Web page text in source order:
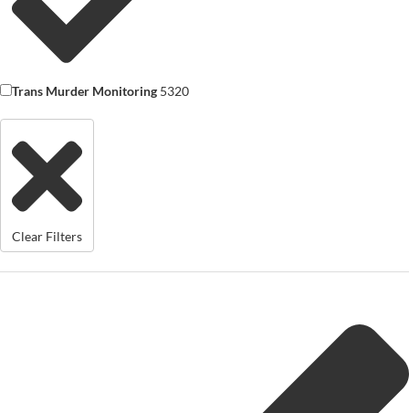
Trans Murder Monitoring 5320
Clear Filters